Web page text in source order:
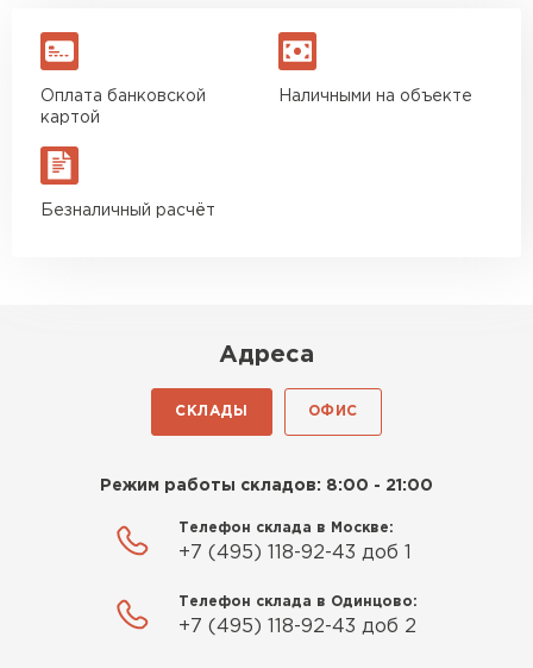
Оплата банковской
картой
Наличными на объекте
Безналичный расчёт
Адреса
СКЛАДЫ ОФИС
Режим работы складов: 8:00 - 21:00
Телефон склада в Москве:
+7 (495) 118-92-43 доб 1
Телефон склада в Одинцово:
+7 (495) 118-92-43 доб 2